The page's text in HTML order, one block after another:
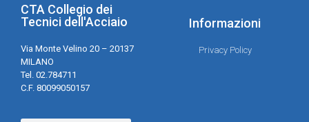
CTA Collegio dei
Tecnici dell'Acciaio
Via Monte Velino 20 – 20137
MILANO
Tel. 02.784711
C.F. 80099050157
Informazioni
Privacy Policy